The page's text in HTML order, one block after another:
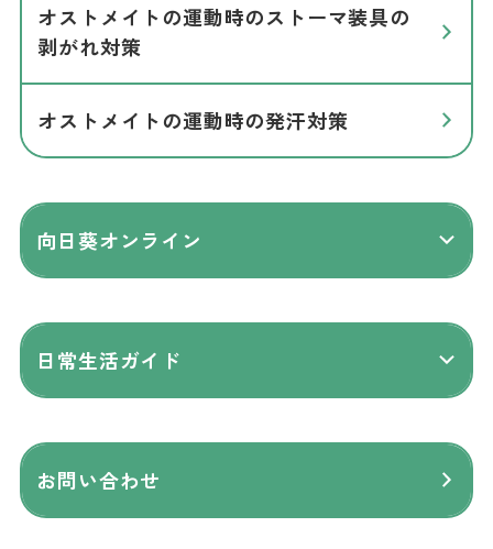
オストメイトの運動時のストーマ装具の
剥がれ対策
オストメイトの運動時の発汗対策
向日葵オンライン
日常生活ガイド
お問い合わせ